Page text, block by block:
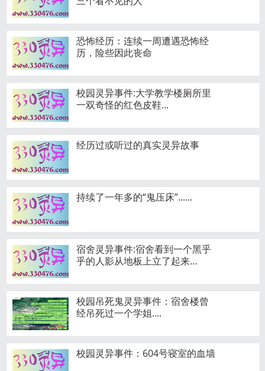
恐怖经历：连续一周遭遇恐怖经
历，险些因此丧命
校园灵异事件:大学教学楼厕所里
一双奇怪的红色皮鞋...
经历过或听过的真实灵异故事
持续了一年多的“鬼压床”......
宿舍灵异事件:宿舍看到一个黑乎
乎的人影从地板上立了起来…
校园吊死鬼灵异事件：宿舍楼曾
经吊死过一个学姐....
校园灵异事件：604号寝室的血墙